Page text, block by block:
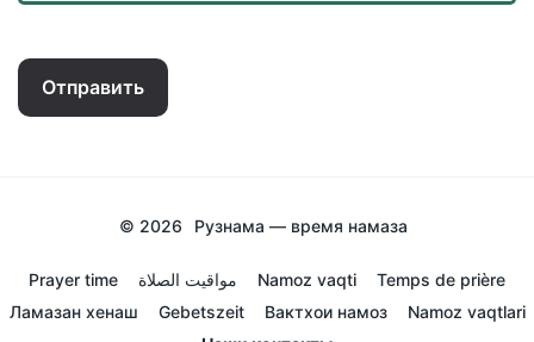
Отправить
© 2026 Рузнама — время намаза
Prayer time مواقيت الصلاة Namoz vaqti
Temps de prière
Ламазан хенаш
Gebetszeit Вактхои намоз
Namoz vaqtlari